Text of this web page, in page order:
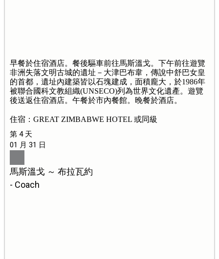
早餐於住宿酒店。餐後驅車前往馬斯溫戈。下午前往遊覽
非洲失落文明古城的遺址－大津巴布韋，傳說中舒巴女皇
的首都，遺址內建築皆以石塊建成，面積龐大，於1986年
被聯合國科文教組織(UNSECO)列為世界文化遺產。遊覽
後送返住宿酒店。午餐於市內餐館。晚餐於酒店。
住宿：GREAT ZIMBABWE HOTEL 或同級
第 4 天
01 月 31 日
馬斯溫戈 ～ 布拉瓦約
- Coach